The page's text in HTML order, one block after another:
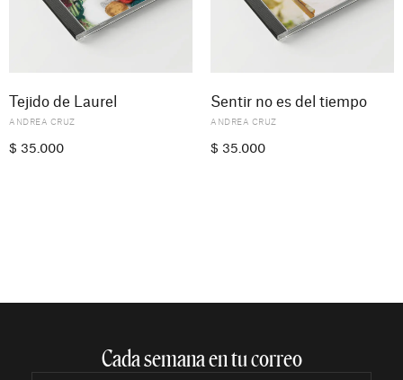
Tejido de Laurel
ANDREA CRUZ
$ 35.000
Sentir no es del tiempo
ANDREA CRUZ
$ 35.000
Cada semana en tu correo​